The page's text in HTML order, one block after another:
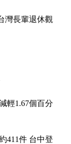
灣長輩退休觀
輕1.67個百分
411件 台中登